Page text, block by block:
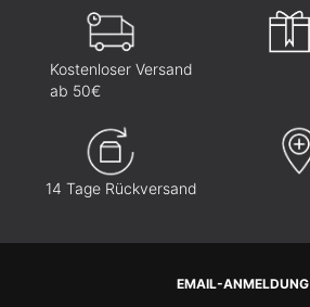
Kostenloser Versand
ab 50€
14 Tage Rückversand
EMAIL-ANMELDUNG